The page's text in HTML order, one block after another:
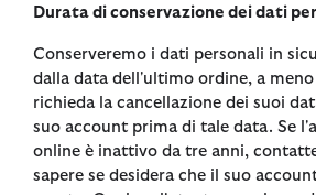
Durata di conservazione dei dati
Conserveremo i dati personali in
dalla data dell'ultimo ordine, a
richieda la cancellazione dei suoi
suo account prima di tale data. Se
online è inattivo da tre anni,
sapere se desidera che il suo